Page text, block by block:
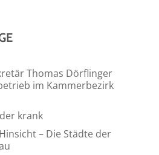
Thomas Dörflinger
im Kammerbezirk
krank
– Die Städte der